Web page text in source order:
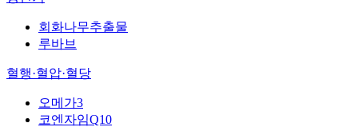
회화나무추출물
루바브
혈행·혈압·혈당
오메가3
코엔자임Q10